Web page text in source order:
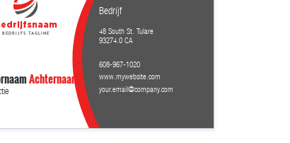
Achternaam
your.email@company.com
608-967-1020
www.mywebsite.com
Bedrijf
48 South St. Tulare
93274.0 CA
Bedrijfs tagline